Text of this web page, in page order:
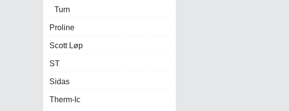
Turn
Proline
Scott Løp
ST
Sidas
Therm-Ic